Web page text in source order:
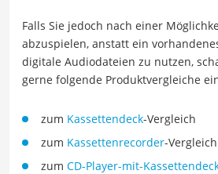
Falls Sie jedoch nach einer
abzuspielen, anstatt ein
digitale Audiodateien zu nutzen,
gerne folgende Produktvergleiche
zum Kassettendeck-Vergleich
zum Kassettenrecorder-Vergleich
zum CD-Player-mit-